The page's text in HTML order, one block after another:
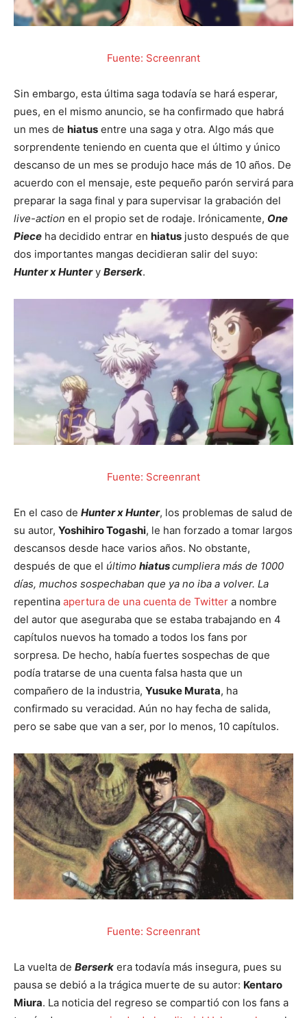
Fuente: Screenrant
Sin embargo, esta última saga todavía se hará esperar,
pues, en el mismo anuncio, se ha confirmado que habrá
un mes de hiatus entre una saga y otra. Algo más que
sorprendente teniendo en cuenta que el último y único
descanso de un mes se produjo hace más de 10 años. De
acuerdo con el mensaje, este pequeño parón servirá para
preparar la saga final y para supervisar la grabación del
live-action en el propio set de rodaje. Irónicamente, One
Piece ha decidido entrar en hiatus justo después de que
dos importantes mangas decidieran salir del suyo:
Hunter x Huntery Berserk.
Fuente: Screenrant
En el caso de Hunter x Hunter, los problemas de salud de
su autor, Yoshihiro Togashi, le han forzado a tomar largos
descansos desde hace varios años. No obstante,
después de que el último hiatuscumpliera más de 1000
días, muchos sospechaban que ya no iba a volver. La
repentina apertura de una cuenta de Twitter a nombre
del autor que aseguraba que se estaba trabajando en 4
capítulos nuevos ha tomado a todos los fans por
sorpresa. De hecho, había fuertes sospechas de que
podía tratarse de una cuenta falsa hasta que un
compañero de la industria, Yusuke Murata, ha
confirmado su veracidad. Aún no hay fecha de salida,
pero se sabe que van a ser, por lo menos, 10 capítulos.
Fuente: Screenrant
La vuelta de Berserk era todavía más insegura, pues su
pausa se debió a la trágica muerte de su autor: Kentaro
Miura. La noticia del regreso se compartió con los fans a